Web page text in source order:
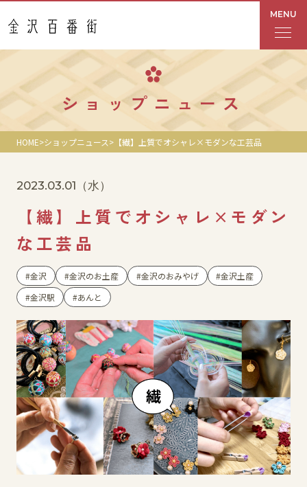
MENU
フロアガイド
あんと
Rinto
あんと西
レストラン・カフェ
ショップニュース
イベント
アクセス・パーキング
館内サービス
施設からのお知らせ
ショップニュース
HOME ショップニュース 【繊】上質でオシャレ×モダンな工芸品
2023.03.01 （水）
【繊】上質でオシャレ×モダン
な工芸品
金沢 金沢のお土産 金沢のおみやげ
金沢土産
金沢駅
あんと